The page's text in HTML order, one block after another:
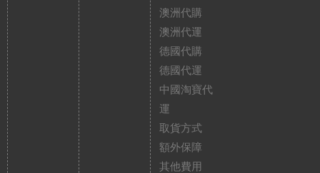
澳洲代購
澳洲代運
德國代購
德國代運
中國淘寶代
運
取貨方式
額外保障
其他費用